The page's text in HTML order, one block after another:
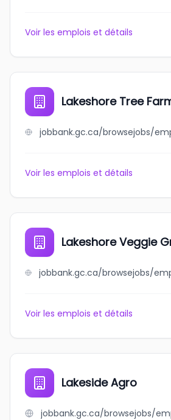
Voir les emplois et détails
Lakeshore Tree
Voir les emplois et détails
Lakeshore Veggie
Voir les emplois et détails
Lakeside Agro